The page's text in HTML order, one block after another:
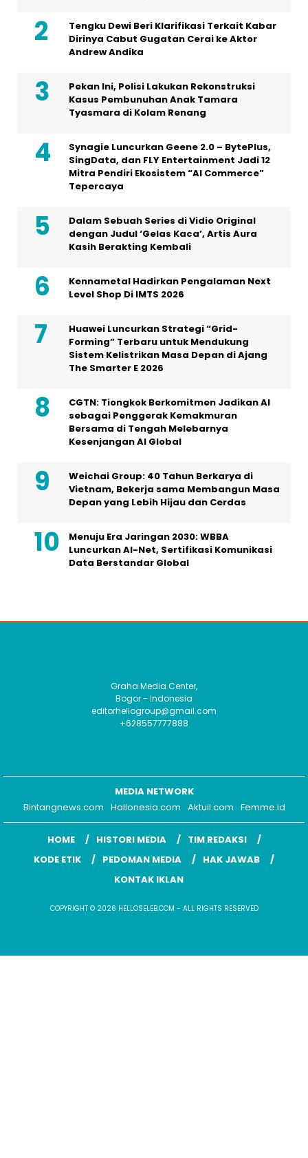
Tengku Dewi Beri Klarifikasi Terkait Kabar
Dirinya Cabut Gugatan Cerai ke Aktor
Andrew Andika
Pekan Ini, Polisi Lakukan Rekonstruksi
Kasus Pembunuhan Anak Tamara
Tyasmara di Kolam Renang
Synagie Luncurkan Geene 2.0 – BytePlus,
SingData, dan FLY Entertainment Jadi 12
Mitra Pendiri Ekosistem “AI Commerce”
Tepercaya
Dalam Sebuah Series di Vidio Original
dengan Judul ‘Gelas Kaca’, Artis Aura
Kasih Berakting Kembali
Kennametal Hadirkan Pengalaman Next
Level Shop Di IMTS 2026
Huawei Luncurkan Strategi “Grid-
Forming” Terbaru untuk Mendukung
Sistem Kelistrikan Masa Depan di Ajang
The Smarter E 2026
CGTN: Tiongkok Berkomitmen Jadikan AI
sebagai Penggerak Kemakmuran
Bersama di Tengah Melebarnya
Kesenjangan AI Global
Weichai Group: 40 Tahun Berkarya di
Vietnam, Bekerja sama Membangun Masa
Depan yang Lebih Hijau dan Cerdas
Menuju Era Jaringan 2030: WBBA
Luncurkan AI-Net, Sertifikasi Komunikasi
Data Berstandar Global
Graha Media Center,
Bogor - Indonesia
editorhellogroup@gmail.com
+628557777888
MEDIA NETWORK
Bintangnews.com Hallonesia.com Aktuil.com Femme.id
HOME HISTORI MEDIA
TIM REDAKSI
KODE ETIK
PEDOMAN MEDIA
HAK JAWAB
KONTAK IKLAN
COPYRIGHT © 2026 HELLOSELEB.COM - ALL RIGHTS RESERVED